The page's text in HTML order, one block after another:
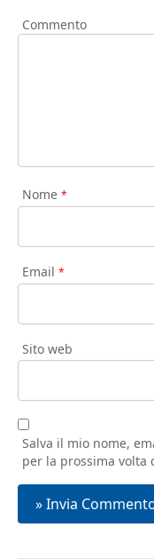
Commento
Nome *
Email *
Sito web
Salva il mio nome,
per la prossima volta